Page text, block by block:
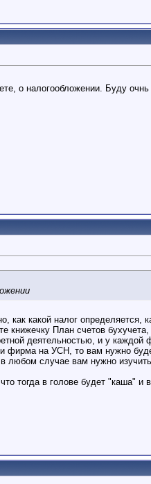
о налогообложении. Буду очнь
какой налог определяется,
План счетов
деятельностью, и у
фирма на УСН, то вам нужно
любом случае вам нужно
тогда в голове будет "каша" и